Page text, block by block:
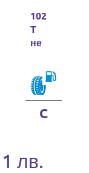
102
T
не
C
лв.